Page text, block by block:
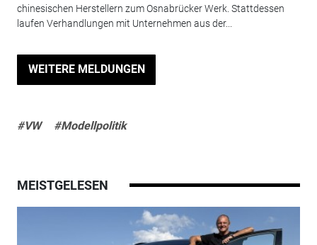
chinesischen Herstellern zum Osnabrücker Werk. Stattdessen
laufen Verhandlungen mit Unternehmen aus der...
WEITERE MELDUNGEN
#VW #Modellpolitik
MEISTGELESEN